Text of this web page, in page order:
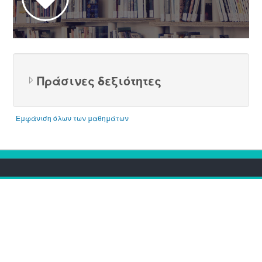
Πράσινες δεξιότητες
Εμφάνιση όλων των μαθημάτων